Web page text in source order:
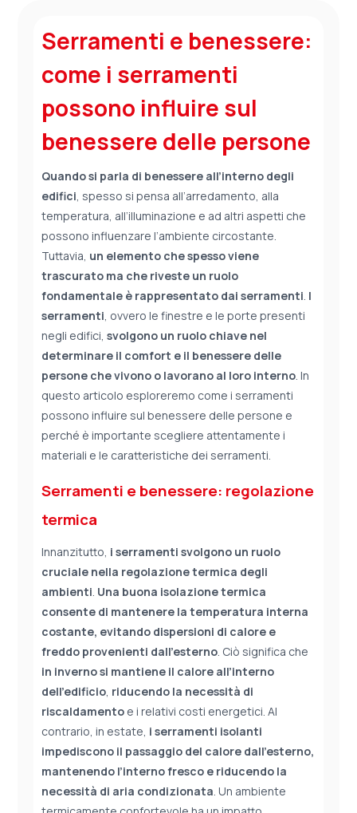
Serramenti e benessere:
come i serramenti
possono influire sul
benessere delle persone
Quando si parla di benessere all’interno degli
edifici, spesso si pensa all’arredamento, alla
temperatura, all’illuminazione e ad altri aspetti che
possono influenzare l’ambiente circostante.
Tuttavia, un elemento che spesso viene
trascurato ma che riveste un ruolo
fondamentale è rappresentato dai serramenti. I
serramenti, ovvero le finestre e le porte presenti
negli edifici,svolgono un ruolo chiave nel
determinare il comfort e il benessere delle
persone che vivono o lavorano al loro interno. In
questo articolo esploreremo come i serramenti
possono influire sul benessere delle persone e
perché è importante scegliere attentamente i
materiali e le caratteristiche dei serramenti.
Serramenti e benessere: regolazione
termica
Innanzitutto, i serramenti svolgono un ruolo
cruciale nella regolazione termica degli
ambienti. Una buona isolazione termica
consente di mantenere la temperatura interna
costante, evitando dispersioni di calore e
freddo provenienti dall’esterno. Ciò significa che
in inverno si mantiene il calore all’interno
dell’edificio, riducendo la necessità di
riscaldamento e i relativi costi energetici. Al
contrario, in estate, i serramenti isolanti
impediscono il passaggio del calore dall’esterno,
mantenendo l’interno fresco e riducendo la
necessità di aria condizionata. Un ambiente